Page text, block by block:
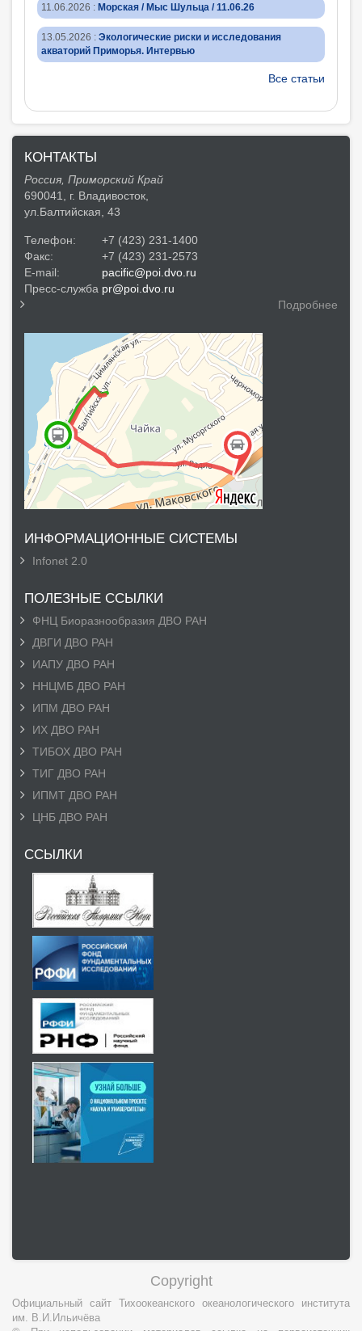
11.06.2026 : Морская / Мыс Шульца / 11.06.26
13.05.2026 : Экологические риски и исследования
акваторий Приморья. Интервью
Все статьи
КОНТАКТЫ
Россия, Приморский Край
690041, г. Владивосток,
ул.Балтийская, 43
Телефон:
+7 (423) 231-1400
Факс:
+7 (423) 231-2573
E-mail:
pacific@poi.dvo.ru
Пресс-служба pr@poi.dvo.ru
Подробнее
ИНФОРМАЦИОННЫЕ СИСТЕМЫ
Infonet 2.0
ПОЛЕЗНЫЕ ССЫЛКИ
ФНЦ Биоразнообразия ДВО РАН
ДВГИ ДВО РАН
ИАПУ ДВО РАН
ННЦМБ ДВО РАН
ИПМ ДВО РАН
ИХ ДВО РАН
ТИБОХ ДВО РАН
ТИГ ДВО РАН
ИПМТ ДВО РАН
ЦНБ ДВО РАН
ССЫЛКИ
Copyright
Официальный сайт Тихоокеанского океанологического института
им. В.И.Ильичёва